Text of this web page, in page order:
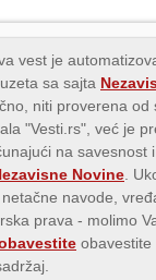
vest je
sa sajta
niti proverena od
"Vesti.rs", već je
na savesnost
Novine .
navode,
prava - molimo
obavestite